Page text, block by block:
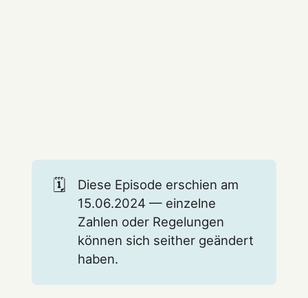
🗓️
Diese Episode erschien am
15.06.2024 — einzelne
Zahlen oder Regelungen
können sich seither geändert
haben.